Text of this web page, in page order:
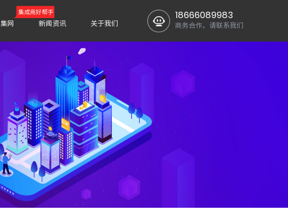
网
集成商好帮手
新闻资讯 关于我们
18666089983
商务合作，请联系我们